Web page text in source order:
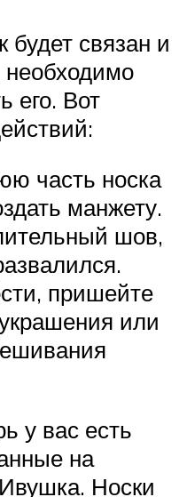
будет связан и
его. Вот
часть носка
манжету.
шов,
пришейте
или
у вас есть
на
Носки